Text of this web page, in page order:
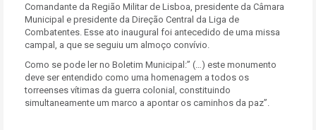
Comandante da Região Militar de Lisboa, presidente da Câmara
Municipal e presidente da Direção Central da Liga de
Combatentes. Esse ato inaugural foi antecedido de uma missa
campal, a que se seguiu um almoço convívio.
Como se pode ler no Boletim Municipal:” (…) este monumento
deve ser entendido como uma homenagem a todos os
torreenses vítimas da guerra colonial, constituindo
simultaneamente um marco a apontar os caminhos da paz”.